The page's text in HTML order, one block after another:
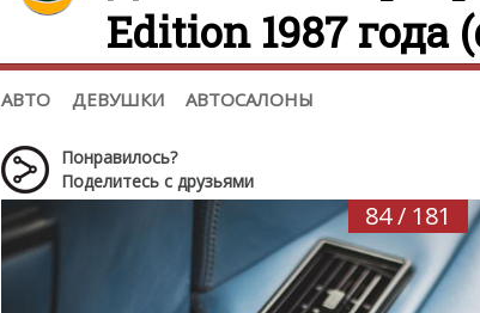
Edition 1987 года
АВТО ДЕВУШКИ АВТОСАЛОНЫ
Автомобили
Последние добавления
Список марок
(+1102)
Девушки
Девушки и
Девушки и мото
Понравилось?
Поделитесь с друзьями
84 / 181